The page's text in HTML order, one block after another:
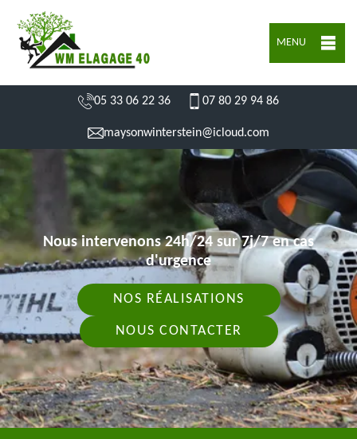
MENU
05 33 06 22 36 07 80 29 94 86
maysonwinterstein@icloud.com
Nous intervenons 24h/24 sur 7j/7 en cas
d'urgence
NOS RÉALISATIONS
NOUS CONTACTER